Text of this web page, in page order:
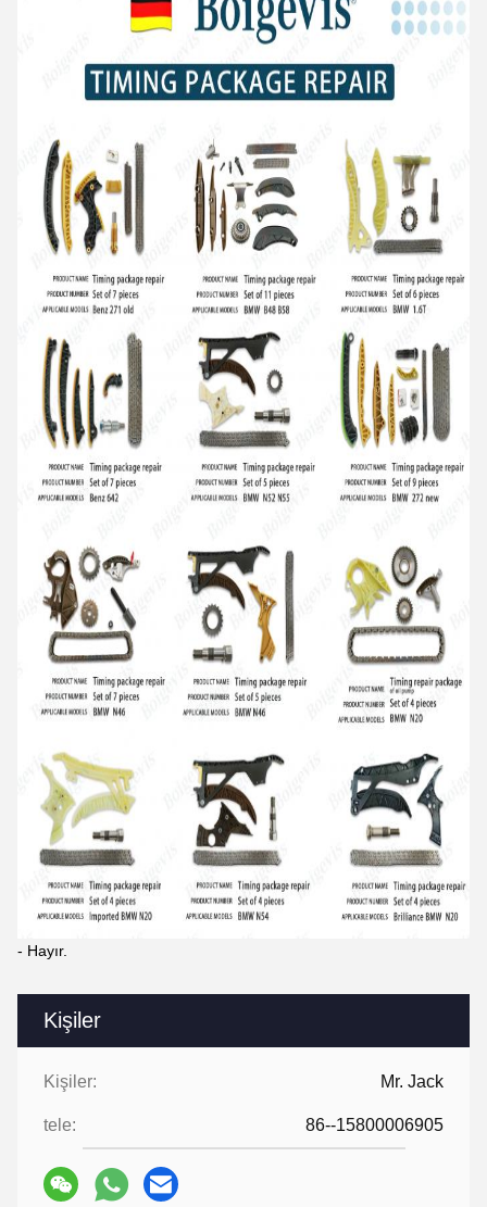
Kişiler
Kişiler: Mr. Jack
tele: 86--15800006905
- Hayır.